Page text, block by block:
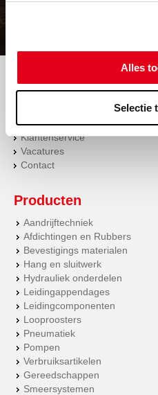
Alles
Selectie
Volgende
Vacatures
Klantenservice
Vacatures
Contact
Producten
Aandrijftechniek
Afdichtingen en Rubbers
Bevestigings materialen
Hang en sluitwerk
Hydrauliek onderdelen
Leidingappendages
Leidingcomponenten
Looproosters
Pneumatiek
Pompen
Verbruiksartikelen
Gereedschappen
Smeersystemen